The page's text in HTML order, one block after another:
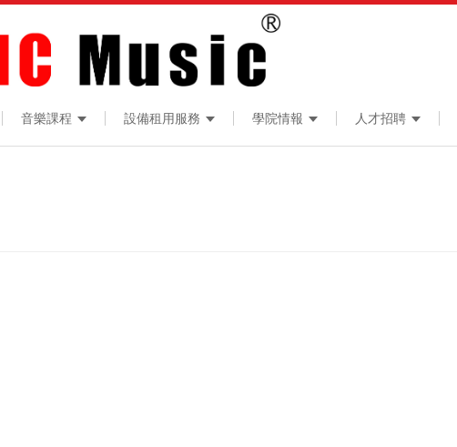
音樂課程 設備租用服務 學院情報 人才招聘